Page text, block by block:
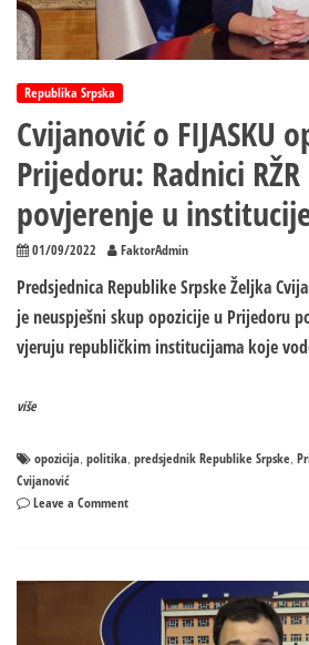
Republika Srpska
Cvijanović o FIJASKU
Prijedoru: Radnici
povjerenje u
01/09/2022 FaktorAdmin
Predsjednica Republike Srpske Željka
je neuspješni skup opozicije u Prijedoru
vjeruju republičkim institucijama koje
više
opozicija politika predsjednik Republike Srpske
Cvijanović
Leave a Commenton
opozicije
Prijedoru: